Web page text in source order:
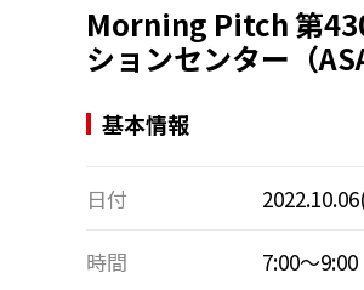
Morning Pitch 第
ションセンター（
基本情報
日付
時間 7:00～9:00